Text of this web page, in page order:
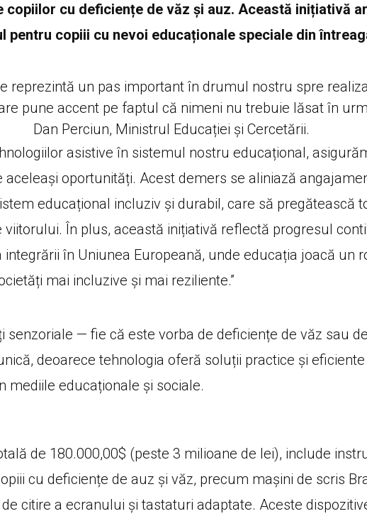
copiilor cu deficiențe de văz și auz. Această inițiativă
pentru copiii cu nevoi educaționale speciale din
reprezintă un pas important în drumul nostru spre
pune accent pe faptul că nimeni nu trebuie lăsat în
Dan Perciun, Ministrul Educației și Cercetării.
asistive în sistemul nostru educațional,
aceleași oportunități. Acest demers se aliniază
educațional incluziv și durabil, care să pregătească
viitorului. În plus, această inițiativă reflectă progresul
în Uniunea Europeană, unde educația joacă un
mai incluzive și mai reziliente.”
senzoriale — fie că este vorba de deficiențe de văz sau
deoarece tehnologia oferă soluții practice și
mediile educaționale și sociale.
de 180.000,00$ (peste 3 milioane de lei), include
cu deficiențe de auz și văz, precum mașini de scris
citire a ecranului și tastaturi adaptate. Aceste